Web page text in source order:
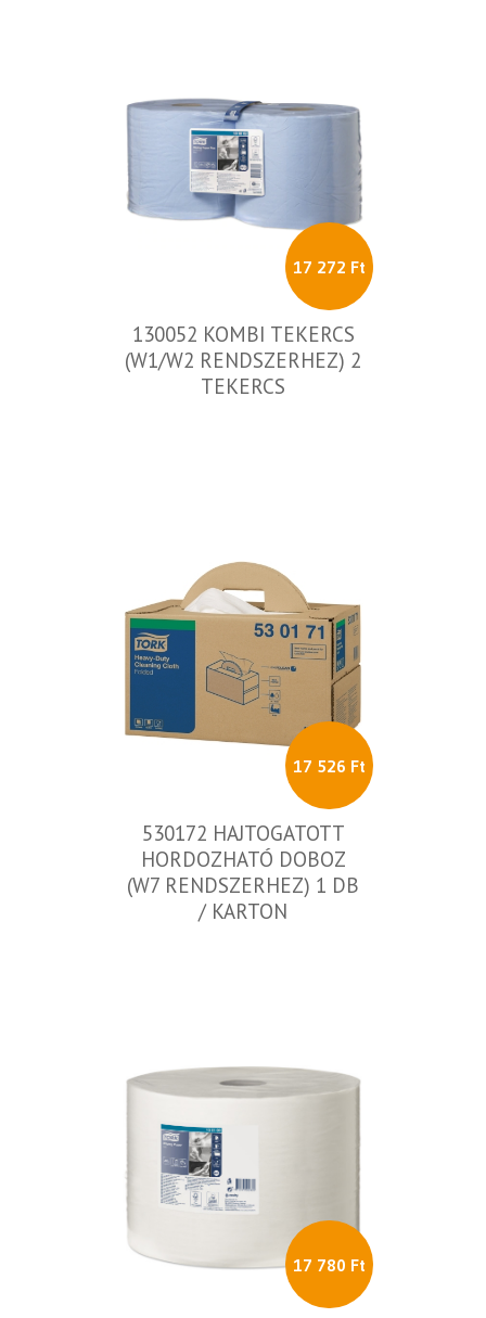
17 272 Ft
130052 KOMBI TEKERCS
(W1/W2 RENDSZERHEZ) 2
TEKERCS
17 526 Ft
530172 HAJTOGATOTT
HORDOZHATÓ DOBOZ
(W7 RENDSZERHEZ) 1 DB
/ KARTON
17 780 Ft